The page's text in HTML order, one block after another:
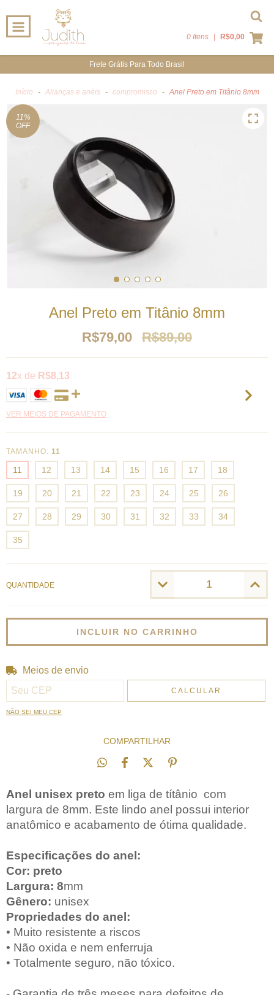
0 Itens R$0,00
Frete Grátis Para Todo Brasil
Início - Alianças e anéis - compromisso - Anel Preto em Titânio 8mm
11 %
OFF
Anel Preto em Titânio 8mm
R$79,00 R$89,00
12x de R$8,13
VER MEIOS DE PAGAMENTO
TAMANHO: 11
11 12 13 14 15 16 17 18
19 20 21 22 23 24 25 26
27 28 29 30 31 32 33 34
35
QUANTIDADE
Entregas para o CEP:
Meios de envio
CALCULAR
NÃO SEI MEU CEP
COMPARTILHAR
Anel unisex preto em liga de títânio com
largura de 8mm. Este lindo anel possui interior
anatômico e acabamento de ótima qualidade.
Especificações do anel:
Cor: preto
Largura: 8mm
Gênero: unisex
Propriedades do anel:
• Muito resistente a riscos
• Não oxida e nem enferruja
• Totalmente seguro, não tóxico.